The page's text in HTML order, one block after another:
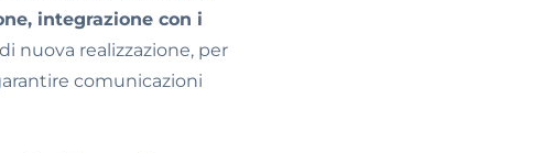
integrazione con i
nuova realizzazione, per
comunicazioni